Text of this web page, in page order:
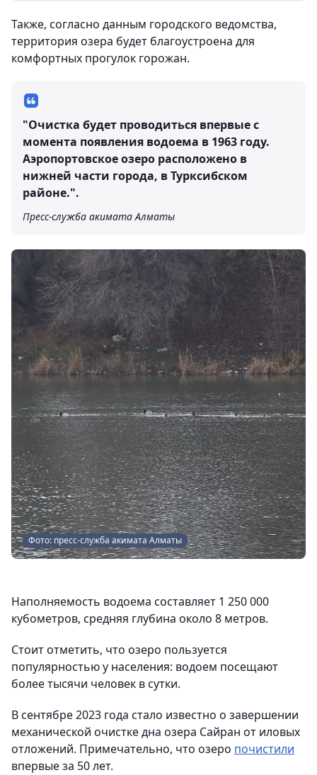
Также, согласно данным городского ведомства,
территория озера будет благоустроена для
комфортных прогулок горожан.
"Очистка будет проводиться впервые с
момента появления водоема в 1963 году.
Аэропортовское озеро расположено в
нижней части города, в Турксибском
районе.".
Пресс-служба акимата Алматы
Фото: пресс-служба акимата Алматы
Наполняемость водоема составляет 1 250 000
кубометров, средняя глубина около 8 метров.
Стоит отметить, что озеро пользуется
популярностью у населения: водоем посещают
более тысячи человек в сутки.
В сентябре 2023 года стало известно о завершении
механической очистке дна озера Сайран от иловых
отложений. Примечательно, что озеро почистили
впервые за 50 лет.